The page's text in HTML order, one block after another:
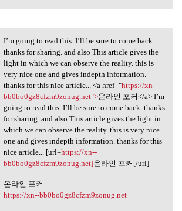
going to read this. I’ll
I’m going to read this. I’ll be sure to come back.
thanks for sharing. and also This article gives the
light in which we can observe the reality. this is
very nice one and gives indepth information.
thanks for this nice article... <a href="https://xn--
bb0bo0gz8cfzm9zonug.net">온라인 포커</a> I’m
going to read this. I’ll be sure to come back. thanks
for sharing. and also This article gives the light in
which we can observe the reality. this is very nice
one and gives indepth information. thanks for this
nice article... [url=https://xn--
bb0bo0gz8cfzm9zonug.net]온라인 포커[/url]
온라인 포커
https://xn--bb0bo0gz8cfzm9zonug.net